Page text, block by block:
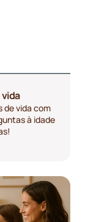
de vida com
à idade